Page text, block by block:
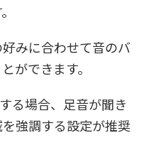
みに合わせて音のバ
ができます。
る場合、足音が聞き
強調する設定が推奨